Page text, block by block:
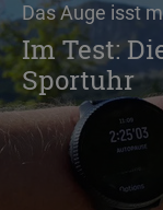
Das Auge isst
Im Test:
Sportuhr